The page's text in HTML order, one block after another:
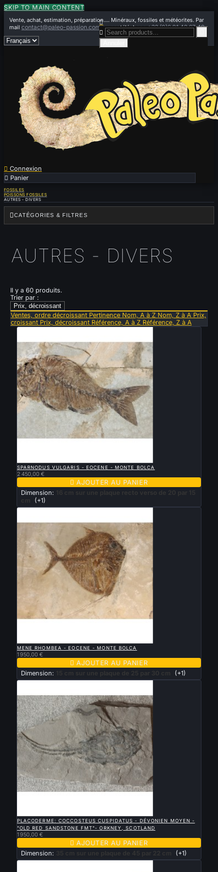
SKIP TO MAIN CONTENT
Vente, achat, estimation, préparation.... Minéraux, fossiles et météorites. Par
mailcontact@paleo-passion.comou par téléphone+33 (0)6 01 42 67 49
 Connexion
 Panier


FOSSILES
POISSONS FOSSILES
AUTRES - DIVERS
CATÉGORIES & FILTRES
AUTRES - DIVERS
Il y a 60 produits.
Trier par :
Prix, décroissant
Ventes, ordre décroissant Pertinence Nom, A à Z Nom, Z à A Prix,
croissant Prix, décroissant Référence, A à Z Référence, Z à A
SPARNODUS VULGARIS - EOCENE - MONTE BOLCA
2 450,00 €
 AJOUTER AU PANIER
Dimension:
16 cm sur une plaque recto verso de 20 par 15
cm
(+1)
MENE RHOMBEA - EOCENE - MONTE BOLCA
1 950,00 €
 AJOUTER AU PANIER
Dimension: 15 cm sur une plaque de 25 par 30 cm (+1)
PLACODERME: COCCOSTEUS CUSPIDATUS - DÉVONIEN MOYEN -
"OLD RED SANDSTONE FMT"- ORKNEY, SCOTLAND
1 950,00 €
 AJOUTER AU PANIER
Dimension: 35 cm sur une plaque de 45 par 22 cm (+1)